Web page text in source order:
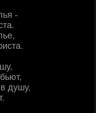
-
душу,